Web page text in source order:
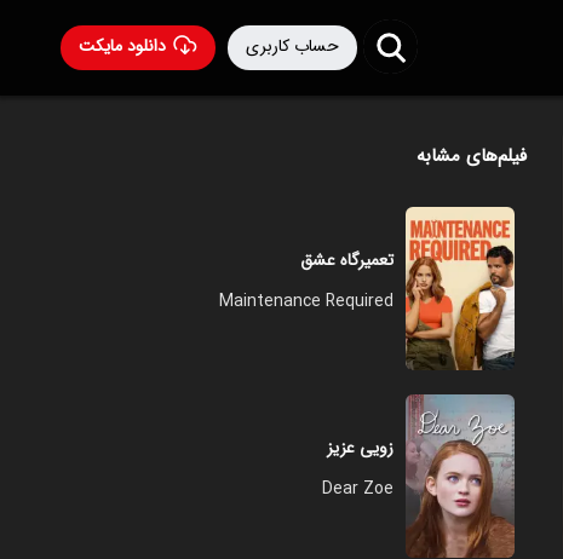
دانلود مایکت حساب کاربری
فیلم‌های مشابه
تعمیرگاه عشق
Maintenance Required
زویی عزیز
Dear Zoe